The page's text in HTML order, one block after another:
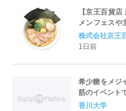
【京王百貨
メンフェスや
など、実演グ
出店の 「大北
株式会社京王
1日前
希少糖をメジ
筋のイベント
香川大学